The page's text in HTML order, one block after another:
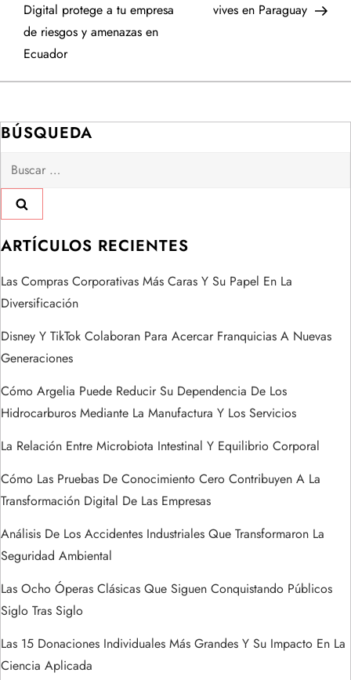
v
e
a
c
i
ó
n
d
e
e
n
t
r
a
d
a
s
Digital protege a tu empresa
de riesgos y amenazas en
Ecuador
vives en Paraguay
BÚSQUEDA
Buscar:
ARTÍCULOS RECIENTES
Las Compras Corporativas Más Caras Y Su Papel En La
Diversificación
Disney Y TikTok Colaboran Para Acercar Franquicias A Nuevas
Generaciones
Cómo Argelia Puede Reducir Su Dependencia De Los
Hidrocarburos Mediante La Manufactura Y Los Servicios
La Relación Entre Microbiota Intestinal Y Equilibrio Corporal
Cómo Las Pruebas De Conocimiento Cero Contribuyen A La
Transformación Digital De Las Empresas
Análisis De Los Accidentes Industriales Que Transformaron La
Seguridad Ambiental
Las Ocho Óperas Clásicas Que Siguen Conquistando Públicos
Siglo Tras Siglo
Las 15 Donaciones Individuales Más Grandes Y Su Impacto En La
Ciencia Aplicada